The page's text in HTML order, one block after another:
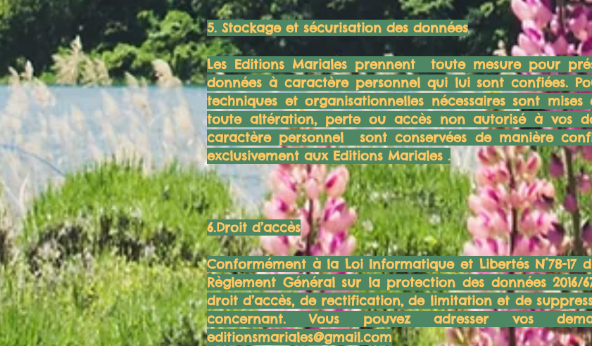
5. Stockage et sécurisation des données
Les Editions Mariales prennent toute mesure pour
données à caractère personnel qui lui sont confiées.
techniques et organisationnelles nécessaires sont
toute altération, perte ou accès non autorisé à vos
caractère personnel sont conservées de manière
exclusivement aux Editions Mariales .
6.Droit d’accès
Conformément à la Loi Informatique et Libertés N°78-17
Règlement Général sur la protection des données 2016/
droit d’accès, de rectification, de limitation et de
concernant. Vous pouvez adresser vos
editionsmariales@gmail.com